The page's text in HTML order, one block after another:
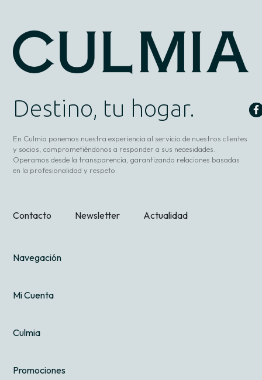
Destino, tu hogar.
En Culmia ponemos nuestra experiencia al servicio de nuestros clientes
y socios, comprometiéndonos a responder a sus necesidades.
Operamos desde la transparencia, garantizando relaciones basadas
en la profesionalidad y respeto.
Contacto Newsletter Actualidad
Navegación
Mi Cuenta
Culmia
Promociones